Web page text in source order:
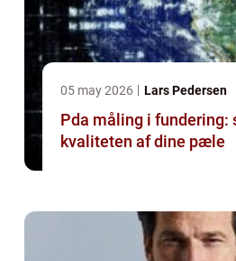
05 may 2026 Lars Pedersen
Pda måling i fundering:
kvaliteten af dine pæle